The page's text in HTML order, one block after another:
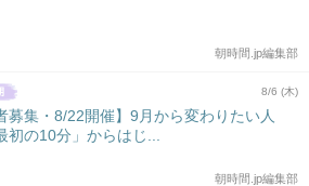
朝時間.jp編集部
8/6 (木)
募集・8/22開催】9月から変わりたい人
初の10分」からはじ...
朝時間.jp編集部